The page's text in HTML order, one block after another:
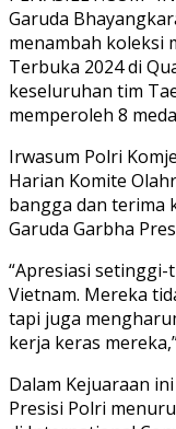
Garuda
menambah koleksi
Terbuka 2024 di
keseluruhan tim
memperoleh 8
Irwasum Polri
Harian Komite
bangga dan terima
Garuda Garbha
“Apresiasi
Vietnam. Mereka
tapi juga
kerja keras
Dalam Kejuaraan
Presisi Polri